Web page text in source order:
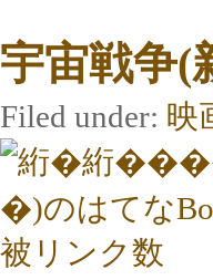
宇宙戦争(
Filed under: 映